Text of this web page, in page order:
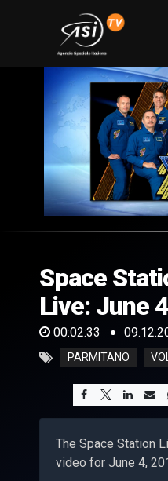
of
33
seconds
Space
Live: June
00:02:33
PARMITANO
The Space Station
video for June 4,